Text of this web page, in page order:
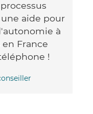
aide pour
à
France
!